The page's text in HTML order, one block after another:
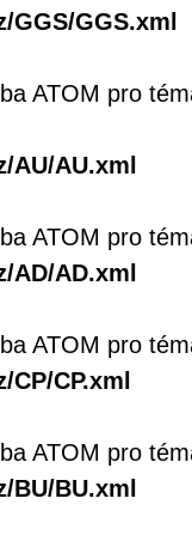
GGS.xml
ATOM pro
AU/AU.xml
ATOM pro
AD/AD.xml
ATOM pro
CP.xml
ATOM pro
BU/BU.xml